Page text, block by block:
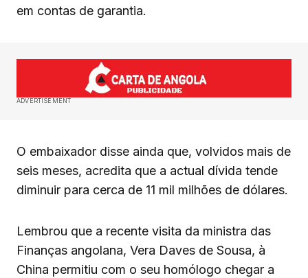
em contas de garantia.
ADVERTISEMENT
O embaixador disse ainda que, volvidos mais de
seis meses, acredita que a actual dívida tende
diminuir para cerca de 11 mil milhões de dólares.
Lembrou que a recente visita da ministra das
Finanças angolana, Vera Daves de Sousa, à
China permitiu com o seu homólogo chegar a